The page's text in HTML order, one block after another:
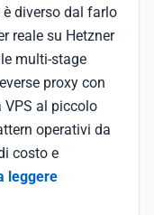
diverso dal farlo
reale su Hetzner
multi-stage
proxy con
VPS al piccolo
operativi da
costo e
leggere